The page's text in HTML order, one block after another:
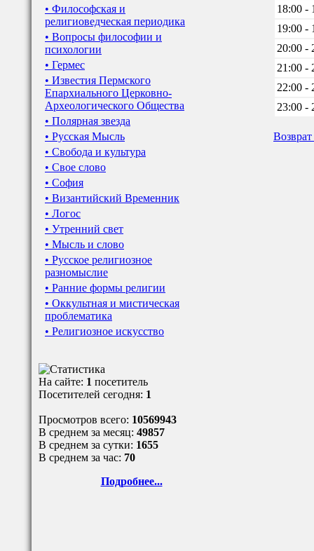
• Философская и
религиоведческая периодика
• Вопросы философии и
психологии
• Гермес
• Известия Пермского
Епархиального Церковно-
Археологического Общества
• Полярная звезда
• Русская Мысль
• Свобода и культура
• Свое слово
• София
• Византийский Временник
• Логос
• Утренний свет
• Мысль и слово
• Русское религиозное
разномыслие
• Ранние формы религии
• Оккультная и мистическая
проблематика
• Религиозное искусство
На сайте: 1 посетитель
Посетителей сегодня: 1
Просмотров всего: 10569943
В среднем за месяц: 49857
В среднем за сутки: 1655
В среднем за час: 70
Подробнее...
18:00 -
19:00 -
20:00 -
21:00 -
22:00 -
23:00 -
Возврат